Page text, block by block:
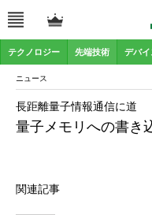
テクノロジー 先端技術 デバイ
ニュース
量子メモリへの書き
長距離量子情報通信に道
関連記事